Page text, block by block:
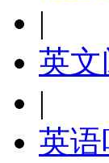
|
英
|
英